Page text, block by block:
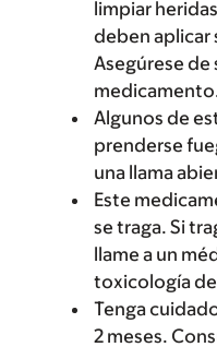
limpiar
deben aplicar
Asegúrese de
Algunos de
prenderse
una llama
Este
se traga. Si
llame a un
toxicología
Tenga
2 meses.